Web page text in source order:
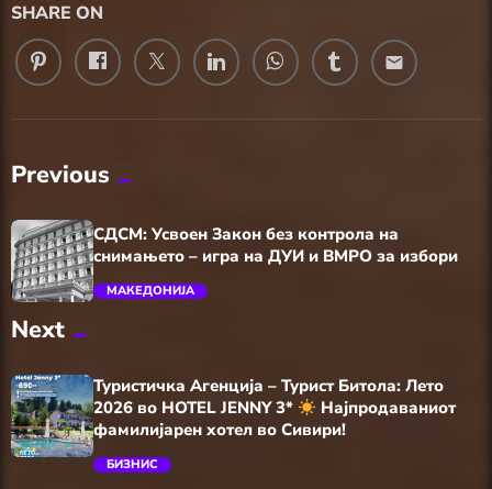
SHARE ON
email
Previous
trending_flat
СДСМ: Усвоен Закон без контрола на
снимањето – игра на ДУИ и ВМРО за избори
МАКЕДОНИЈА
Next
Туристичка Агенција – Турист Битола: Лето
2026 во HOTEL JENNY 3*
Најпродаваниот
фамилијарен хотел во Сивири!
БИЗНИС